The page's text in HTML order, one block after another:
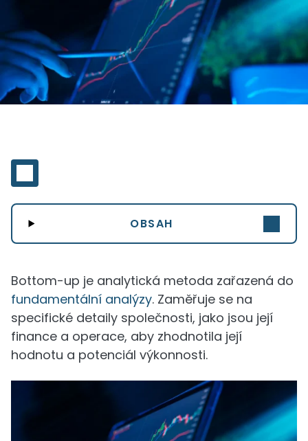
OBSAH
Bottom-up je analytická metoda zařazená do
fundamentální analýzy. Zaměřuje se na
specifické detaily společnosti, jako jsou její
finance a operace, aby zhodnotila její
hodnotu a potenciál výkonnosti.